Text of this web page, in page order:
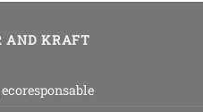
AND KRAFT